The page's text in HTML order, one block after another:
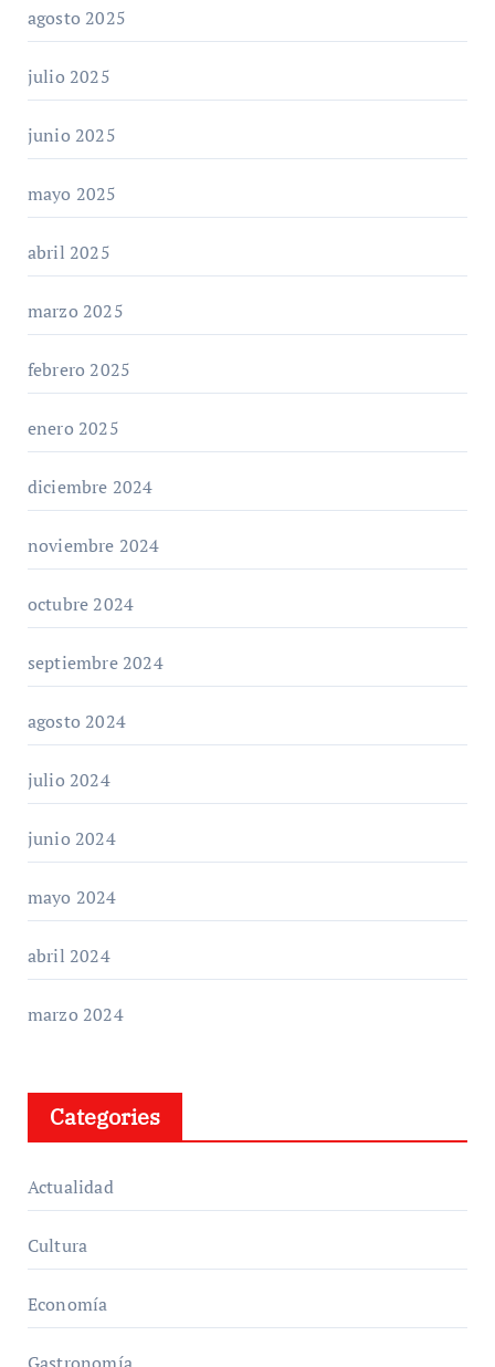
agosto 2025
julio 2025
junio 2025
mayo 2025
abril 2025
marzo 2025
febrero 2025
enero 2025
diciembre 2024
noviembre 2024
octubre 2024
septiembre 2024
agosto 2024
julio 2024
junio 2024
mayo 2024
abril 2024
marzo 2024
Categories
Actualidad
Cultura
Economía